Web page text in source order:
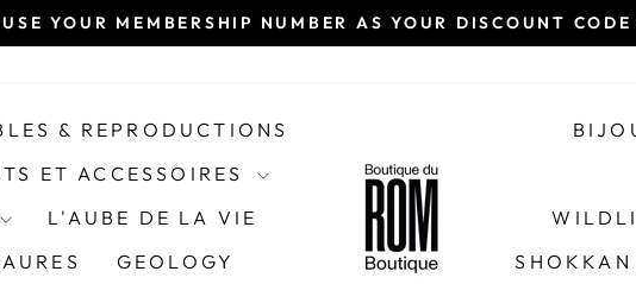
Diaporama
YOUR MEMBERSHIP NUMBER AS YOUR DISCOUNT
& REPRODUCTIONS
ET ACCESSOIRES
L'AUBE DE LA VIE
GEOLOGY